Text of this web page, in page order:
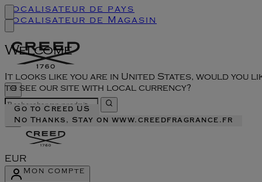
Welcome
It looks like you are in United States, would you
to see our site with local currency?
Go to Creed US
No Thanks, Stay on www.creedfragrance.fr
Localisateur de pays
Localisateur de Magasin
EUR
Mon compte